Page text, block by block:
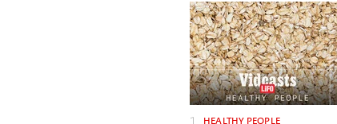
HEALTHY PEOPLE